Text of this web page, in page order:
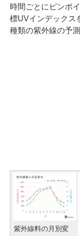
時間ごとにピンポ
標UVインデックス
種類の紫外線の予
紫外線料の月別変